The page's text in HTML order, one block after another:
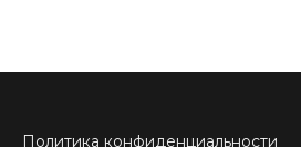
Политика конфиденциальности